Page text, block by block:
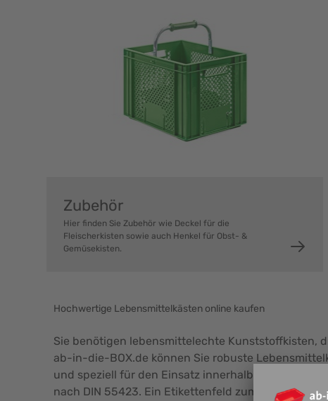
Zubehör
Hier finden Sie Zubehör wie Deckel für die
Fleischerkisten sowie auch Henkel für Obst- &
Gemüsekisten.
Hochwertige Lebensmittelkästen online kaufen
Sie benötigen lebensmittelechte Kunststoffkisten,
ab-in-die-BOX.de können Sie robuste
und speziell für den Einsatz innerhalb der
nach DIN 55423. Ein Etikettenfeld zum